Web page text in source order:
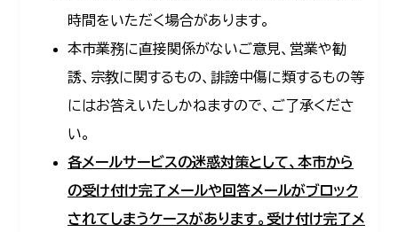
時間をいただく場合があります。
本市業務に直接関係がないご意見、営業や勧
誘、宗教に関するもの、誹謗中傷に類するもの等
にはお答えいたしかねますので、ご了承くださ
い。
各メールサービスの迷惑対策として、本市から
の受け付け完了メールや回答メールがブロック
されてしまうケースがあります。受け付け完了メ